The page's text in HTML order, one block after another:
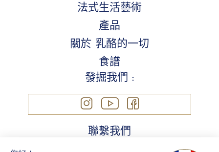
法式生活藝術
產品
關於 乳酪的一切
食譜
發掘我們 :
聯繫我們